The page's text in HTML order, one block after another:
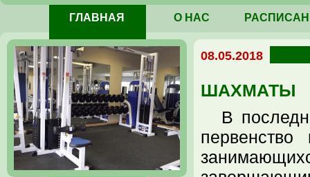
ГЛАВНАЯ О НАС
08.05.2018
ШАХМАТЫ
В